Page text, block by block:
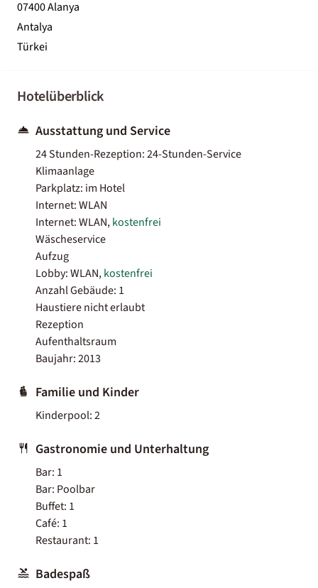
07400 Alanya
Antalya
Türkei
Hotelüberblick
Ausstattung und Service
24 Stunden-Rezeption: 24-Stunden-Service
Klimaanlage
Parkplatz: im Hotel
Internet: WLAN
Internet: WLAN,kostenfrei
Wäscheservice
Aufzug
Lobby: WLAN,kostenfrei
Anzahl Gebäude: 1
Haustiere nicht erlaubt
Rezeption
Aufenthaltsraum
Baujahr: 2013
Familie und Kinder
Kinderpool: 2
Gastronomie und Unterhaltung
Bar: 1
Bar: Poolbar
Buffet: 1
Café: 1
Restaurant: 1
Badespaß